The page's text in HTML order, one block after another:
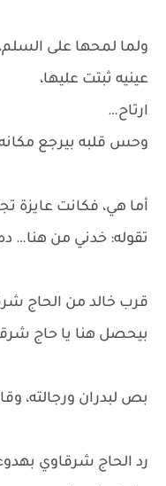
ولما لمحها على السلم،
عينيه ثبتت عليها،
ارتاح…
وحس قلبه بيرجع مكانه
أما هي، فكانت عايزة
تقوله: خدني من هنا…
قرب خالد من الحاج
بيحصل هنا يا حاج
بص لبدران ورجالته،
رد الحاج شرقاوي